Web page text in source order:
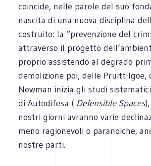
coincide, nelle parole del suo
nascita di una nuova disciplina
costruito: la “prevenzione del
attraverso il progetto
proprio assistendo al degrado
demolizione poi, delle Pruitt-Igoe,
Newman inizia gli studi
di Autodifesa ( Defensible Spaces
nostri giorni avranno varie
meno ragionevoli o paranoiche,
nostre parti.